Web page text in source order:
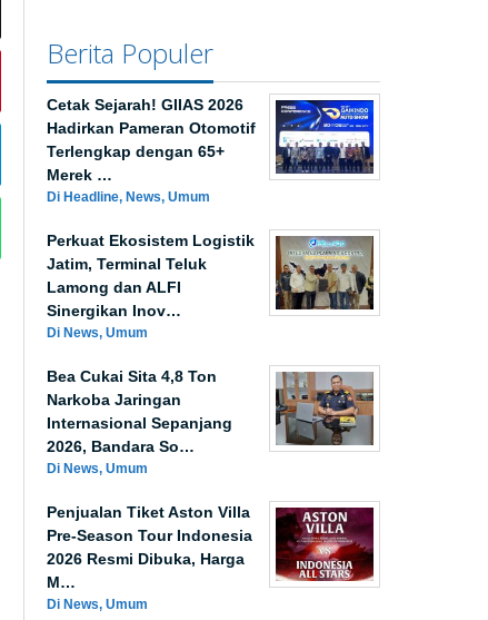
Berita Populer
Cetak Sejarah! GIIAS 2026
Hadirkan Pameran Otomotif
Terlengkap dengan 65+
Merek …
Di Headline, News, Umum
Perkuat Ekosistem Logistik
Jatim, Terminal Teluk
Lamong dan ALFI
Sinergikan Inov…
Di News, Umum
Bea Cukai Sita 4,8 Ton
Narkoba Jaringan
Internasional Sepanjang
2026, Bandara So…
Di News, Umum
Penjualan Tiket Aston Villa
Pre-Season Tour Indonesia
2026 Resmi Dibuka, Harga
M…
Di News, Umum